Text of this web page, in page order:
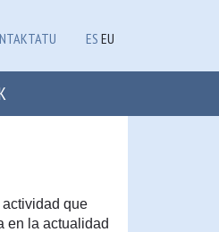
ES EU
que
en la actualidad